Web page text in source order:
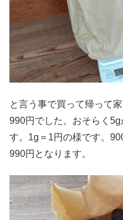
と言う事で買って帰って
990円でした。おそらく
す。1g＝1円の様です。
990円となります。